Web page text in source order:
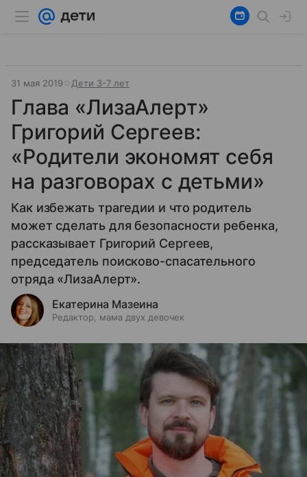
31 мая 2019 Дети 3-7 лет
Глава «ЛизаАлерт»
Григорий Сергеев:
«Родители экономят себя
на разговорах с детьми»
Как избежать трагедии и что родитель
может сделать для безопасности ребенка,
рассказывает Григорий Сергеев,
председатель поисково-спасательного
отряда «ЛизаАлерт».
Екатерина Мазеина
Редактор, мама двух девочек